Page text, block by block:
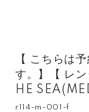
【 こちらは
す。】【 レ
HE
r114-m-001-f